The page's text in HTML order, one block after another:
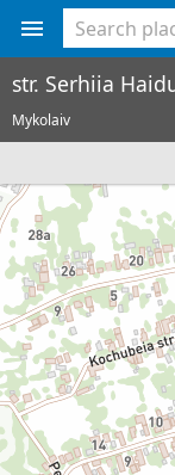
str. Serhiia
Mykolaiv
<%